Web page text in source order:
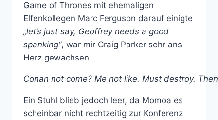
Game of Thrones mit ehemaligen
Elfenkollegen Marc Ferguson darauf einigte
„let’s just say, Geoffrey needs a good
spanking“, war mir Craig Parker sehr ans
Herz gewachsen.
Conan not come? Me not like. Must destroy.
Ein Stuhl blieb jedoch leer, da Momoa es
scheinbar nicht rechtzeitig zur Konferenz